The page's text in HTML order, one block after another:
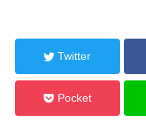
Twitter
Pocket